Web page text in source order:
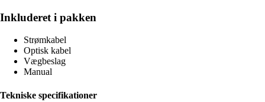
Inkluderet i pakken
Strømkabel
Optisk kabel
Vægbeslag
Manual
Tekniske specifikationer